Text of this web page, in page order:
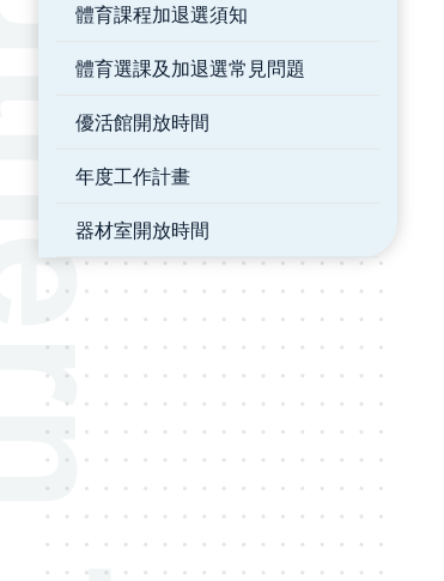
體育課程加退選須知
體育選課及加退選常見問題
優活館開放時間
年度工作計畫
器材室開放時間